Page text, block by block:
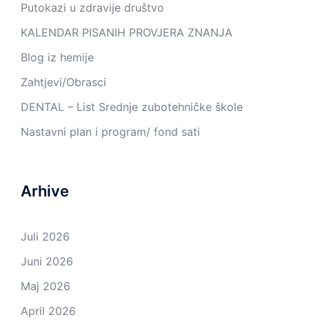
Putokazi u zdravije društvo
KALENDAR PISANIH PROVJERA ZNANJA
Blog iz hemije
Zahtjevi/Obrasci
DENTAL – List Srednje zubotehničke škole
Nastavni plan i program/ fond sati
Arhive
Juli 2026
Juni 2026
Maj 2026
April 2026